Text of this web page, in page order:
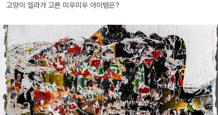
고양이 엘라가 고른 미우미우 아이템은?